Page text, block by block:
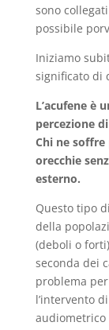
sono
possibile
Iniziamo
significato di
L’acufene è
percezione
Chi ne
orecchie
esterno.
Questo tipo
della
(deboli o
seconda dei
problema
l’intervento
audiometrico